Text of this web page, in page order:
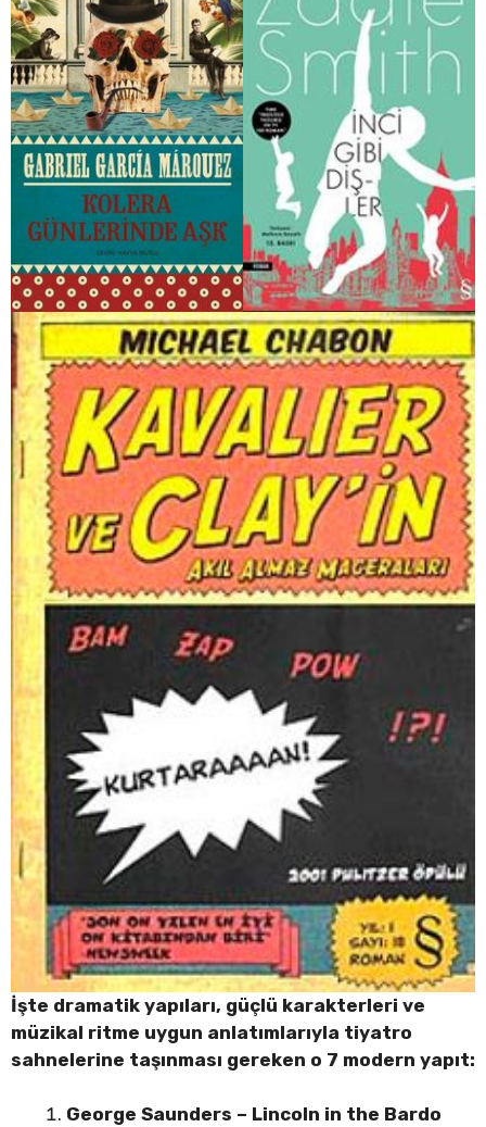
İşte dramatik yapıları, güçlü karakterleri ve
müzikal ritme uygun anlatımlarıyla tiyatro
sahnelerine taşınması gereken o 7 modern yapıt:
George Saunders – Lincoln in the Bardo